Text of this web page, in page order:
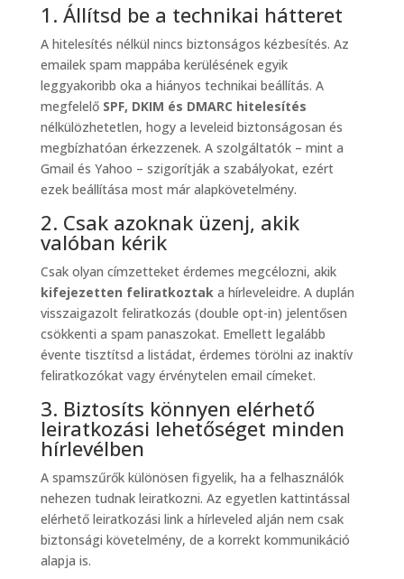
1. Állítsd be a technikai hátteret
A hitelesítés nélkül nincs biztonságos kézbesítés. Az
emailek spam mappába kerülésének egyik
leggyakoribb oka a hiányos technikai beállítás. A
megfelelő SPF, DKIM és DMARC hitelesítés
nélkülözhetetlen, hogy a leveleid biztonságosan és
megbízhatóan érkezzenek. A szolgáltatók – mint a
Gmail és Yahoo – szigorítják a szabályokat, ezért
ezek beállítása most már alapkövetelmény.
2. Csak azoknak üzenj, akik
valóban kérik
Csak olyan címzetteket érdemes megcélozni, akik
kifejezetten feliratkoztaka hírleveleidre. A duplán
visszaigazolt feliratkozás (double opt-in) jelentősen
csökkenti a spam panaszokat. Emellett legalább
évente tisztítsd a listádat, érdemes törölni az inaktív
feliratkozókat vagy érvénytelen email címeket.
3. Biztosíts könnyen elérhető
leiratkozási lehetőséget minden
hírlevélben
A spamszűrők különösen figyelik, ha a felhasználók
nehezen tudnak leiratkozni. Az egyetlen kattintással
elérhető leiratkozási link a hírleveled alján nem csak
biztonsági követelmény, de a korrekt kommunikáció
alapja is.